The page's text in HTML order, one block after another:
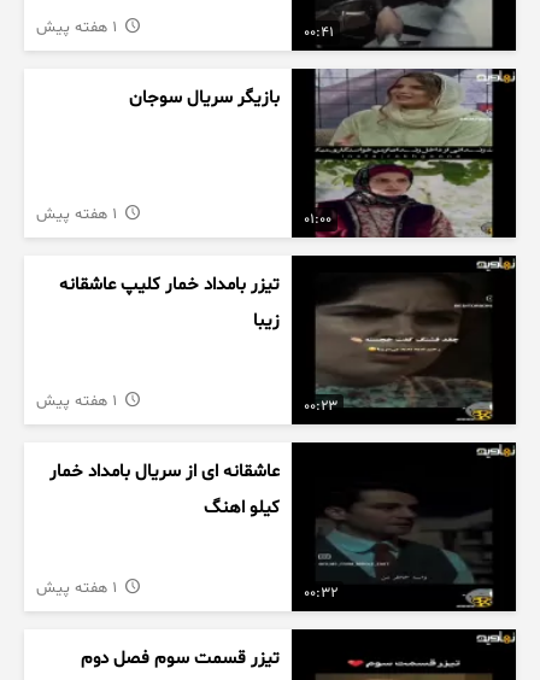
00:41
01:00
بازیگر سریال سوجان
00:23
تیزر بامداد خمار کلیپ عاشقانه
زیبا
00:32
عاشقانه ای از سریال بامداد خمار
کیلو اهنگ
تیزر قسمت سوم فصل دوم